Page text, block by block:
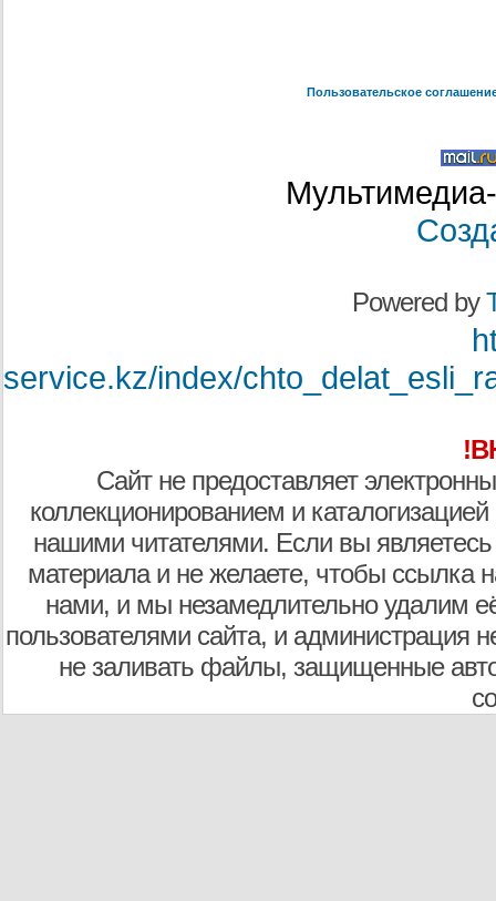
Пользовательское
Powered by
service.kz/index/
Сайт не предоставляет
коллекционированием и
нашими читателями. Если вы являетесь
материала и не желаете, чтобы ссылка
нами, и мы незамедлительно удалим
пользователями сайта, и администрация
не заливать файлы, защищенные